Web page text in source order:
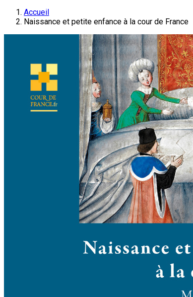
Accueil
Naissance et petite enfance à la cour de France